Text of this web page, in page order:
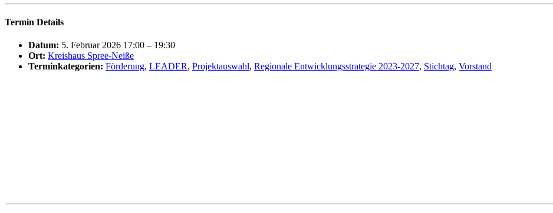
Termin Details
Datum: 5. Februar 2026 17:00 – 19:30
Ort: Kreishaus Spree-Neiße
Terminkategorien: Förderung, LEADER, Projektauswahl, Regionale Entwicklungsstrategie 2023-2027, Stichtag, Vorstand